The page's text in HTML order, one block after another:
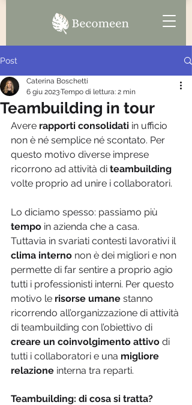
Post
Teambuilding in tour
Caterina Boschetti
6 giu 2023Tempo di lettura: 2 min
Avere rapporti consolidati in ufficio
non è né semplice né scontato. Per
questo motivo diverse imprese
ricorrono ad attività di teambuilding
volte proprio ad unire i collaboratori.
Lo diciamo spesso: passiamo più
tempo in azienda che a casa.
Tuttavia in svariati contesti lavorativi il
clima interno non è dei migliori e non
permette di far sentire a proprio agio
tutti i professionisti interni. Per questo
motivo le risorse umane stanno
ricorrendo all’organizzazione di attività
di teambuilding con l’obiettivo di
creare un coinvolgimento attivo di
tutti i collaboratori e una migliore
relazione interna tra reparti.
Teambuilding: di cosa si tratta?